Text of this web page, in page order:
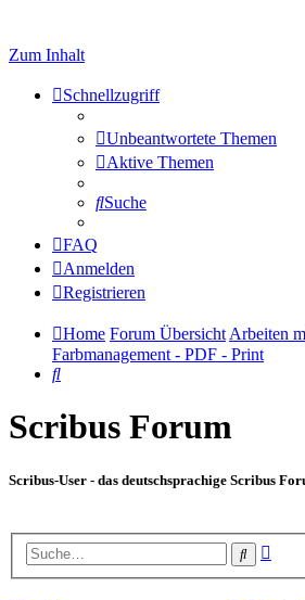
Zum Inhalt
Schnellzugriff
Unbeantwortete Themen
Aktive Themen
Suche
FAQ
Anmelden
Registrieren
Home Forum Übersicht Arbeiten
Farbmanagement - PDF - Print
Suche
Scribus Forum
Scribus-User - das deutschsprachige Scribus
Suche